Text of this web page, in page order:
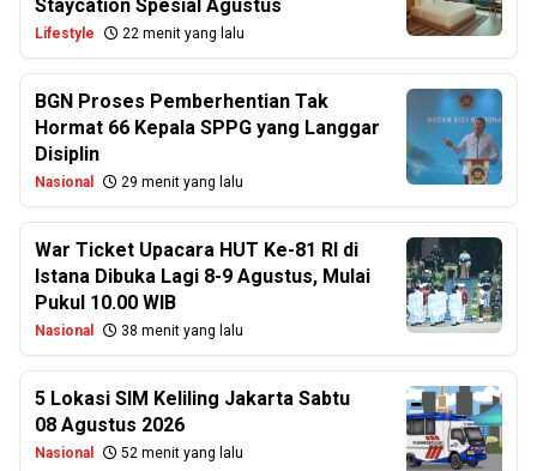
Staycation Spesial Agustus
Lifestyle 22 menit yang lalu
BGN Proses Pemberhentian Tak
Hormat 66 Kepala SPPG yang Langgar
Disiplin
Nasional 29 menit yang lalu
War Ticket Upacara HUT Ke-81 RI di
Istana Dibuka Lagi 8-9 Agustus, Mulai
Pukul 10.00 WIB
Nasional 38 menit yang lalu
5 Lokasi SIM Keliling Jakarta Sabtu
08 Agustus 2026
Nasional 52 menit yang lalu